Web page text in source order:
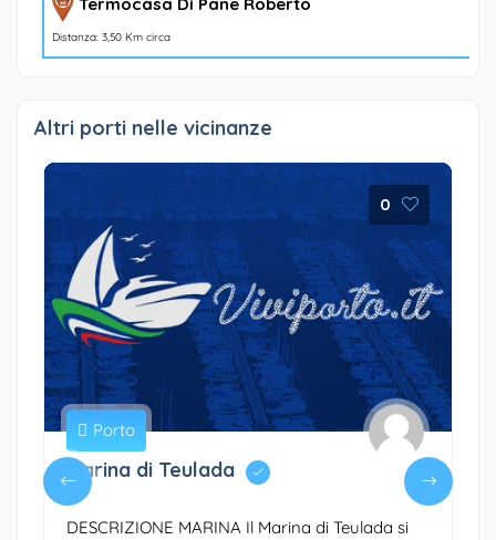
Distanza: 3,50 Km circa
Altri porti nelle vicinanze
0
Porto
Marina di Teulada
DESCRIZIONE MARINA Il Marina di Teulada si